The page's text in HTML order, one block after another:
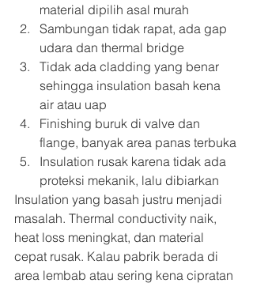
material dipilih asal murah
Sambungan tidak rapat, ada gap
udara dan thermal bridge
Tidak ada cladding yang benar
sehingga insulation basah kena
air atau uap
Finishing buruk di valve dan
flange, banyak area panas terbuka
Insulation rusak karena tidak ada
proteksi mekanik, lalu dibiarkan
Insulation yang basah justru menjadi
masalah. Thermal conductivity naik,
heat loss meningkat, dan material
cepat rusak. Kalau pabrik berada di
area lembab atau sering kena cipratan